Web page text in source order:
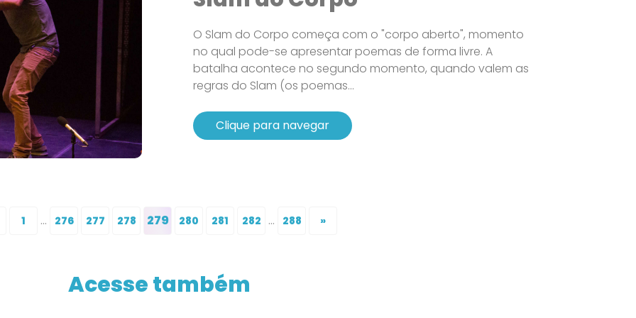
O Slam do Corpo começa com o "corpo aberto", momento
no qual pode-se apresentar poemas de forma livre. A
batalha acontece no segundo momento, quando valem as
regras do Slam (os poemas...
Clique para navegar
1 ... 276 277 278 279 280 281 282 ... 288 »
Acesse também